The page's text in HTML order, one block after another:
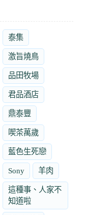
泰集
激旨燒鳥
品田牧場
君品酒店
鼎泰豐
喫茶萬歲
藍色生死戀
Sony 羊肉
這種事、人家不
知道啦